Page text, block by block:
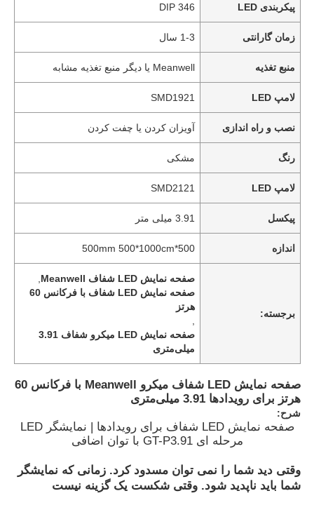
پیکربندی LED DIP 346
زمان گارانتی 1-3 سال
منبع تغذیه Meanwell یا دیگر منبع تغذیه مشابه
لامپ LED SMD1921
نصب و راه اندازی آویزان کردن یا چفت کردن
رنگ مشکی
لامپ LED SMD2121
پیکسل 3.91 میلی متر
اندازه 500*500mm 500*1000cm
برجسته:
صفحه نمایش LED شفاف Meanwell
صفحه نمایش LED شفاف با فرکانس 60
هرتز
صفحه نمایش LED میکرو شفاف 3.91
میلی‌متری
صفحه نمایش LED شفاف میکرو Meanwell با فرکانس 60
هرتز برای رویدادها 3.91 میلی‌متری
شرح:
صفحه نمایش LED شفاف برای رویدادها | نمایشگر LED
مرحله ای GT-P3.91 با توان اضافی
وقتی دید شما را نمی توان مسدود کرد. زمانی که نمایشگر
شما باید ناپدید شود. وقتی شکست یک گزینه نیست